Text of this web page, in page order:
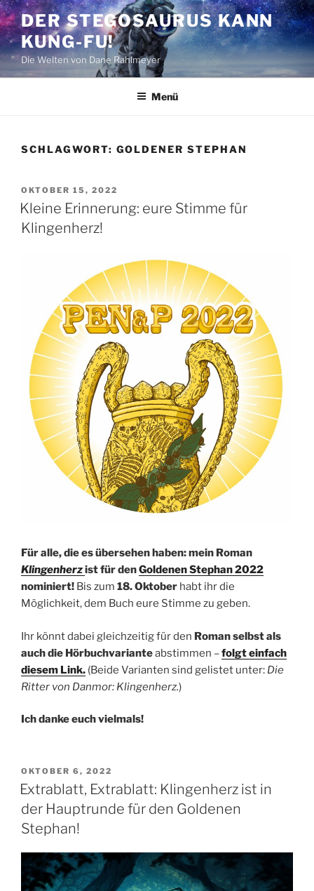
Zum
Inhalt
springen
DER STEGOSAURUS KANN
KUNG-FU!
Die Welten von Dane Rahlmeyer
Menü
SCHLAGWORT: GOLDENER STEPHAN
VERÖFFENTLICHT
AM
OKTOBER 15, 2022
Kleine Erinnerung: eure Stimme für
Klingenherz!
Für alle, die es übersehen haben:mein Roman
Klingenherzist für denGoldenen Stephan 2022
nominiert! Bis zum 18. Oktober habt ihr die
Möglichkeit, dem Buch eure Stimme zu geben.
Ihr könnt dabei gleichzeitig für den Roman selbst als
auch die Hörbuchvarianteabstimmen –folgt einfach
diesem Link. (Beide Varianten sind gelistet unter: Die
Ritter von Danmor: Klingenherz.)
Ich danke euch vielmals!
VERÖFFENTLICHT
AM
OKTOBER 6, 2022
Extrablatt, Extrablatt: Klingenherz ist in
der Hauptrunde für den Goldenen
Stephan!